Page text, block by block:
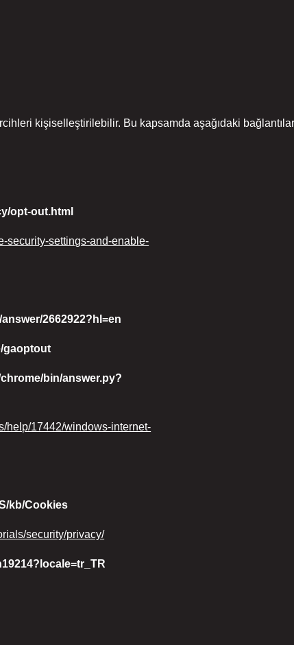
kişiselleştirilebilir. Bu kapsamda aşağıdaki
opt-out.html
security-settings-and-enable-
2662922?hl=en
gaoptout
bin/answer.py?
help/17442/windows-internet-
kb/Cookies
security/privacy/